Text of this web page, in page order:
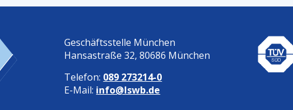
Geschäftsstelle München
Hansastraße 32, 80686 München
Telefon: 089 273214-0
E-Mail: info@lswb.de